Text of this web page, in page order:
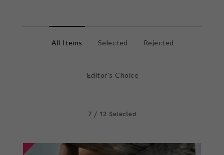
All Items Selected Rejected
Editor's Choice
7 / 12 Selected